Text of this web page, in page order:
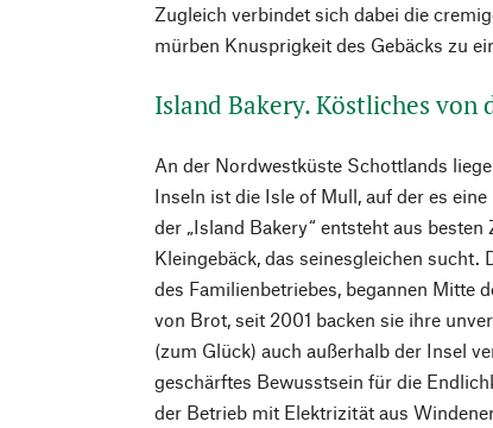
Zugleich verbindet sich dabei die
mürben Knusprigkeit des Gebäcks zu
Island Bakery. Köstliches von
An der Nordwestküste Schottlands
Inseln ist die Isle of Mull, auf der es
der „Island Bakery“ entsteht aus
Kleingebäck, das seinesgleichen sucht.
des Familienbetriebes, begannen Mitte
von Brot, seit 2001 backen sie ihre
(zum Glück) auch außerhalb der Insel
geschärftes Bewusstsein für die
der Betrieb mit Elektrizität aus